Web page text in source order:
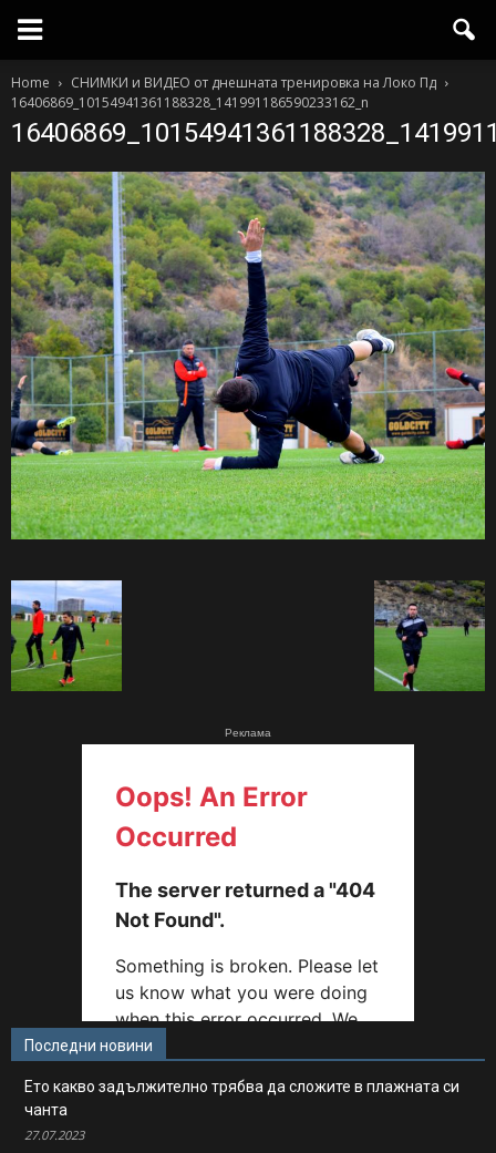
Home
СНИМКИ и ВИДЕО от днешната тренировка на Локо Пд
16406869_10154941361188328_141991186590233162_n
Реклама
Последни новини
Ето какво задължително трябва да сложите в плажната си
чанта
27.07.2023